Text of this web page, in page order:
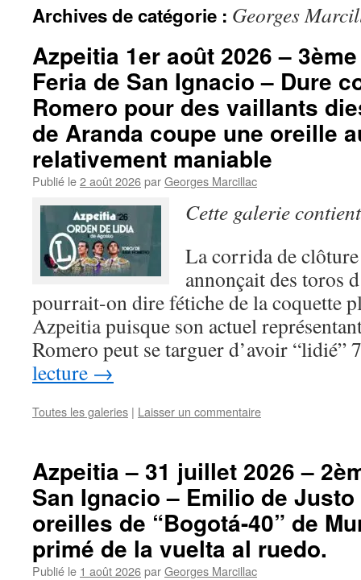
Archives de catégorie : Georges
Azpeitia 1er août 2026 –
Feria de San Ignacio – Dure
Romero pour des vaillants
de Aranda coupe une oreille
relativement maniable
Publié le2 août 2026parGeorges Marcillac
Cette galerie
La corrida de
annonçait des toros
pourrait-on dire fétiche de la coquette
Azpeitia puisque son actuel
Romero peut se targuer d’avoir
lecture →
Toutes les galeries | Laisser un commentaire
Azpeitia – 31 juillet 2026 –
San Ignacio – Emilio de
oreilles de “Bogotá-40” de
primé de la vuelta al ruedo.
Publié le 1 août 2026parGeorges Marcillac